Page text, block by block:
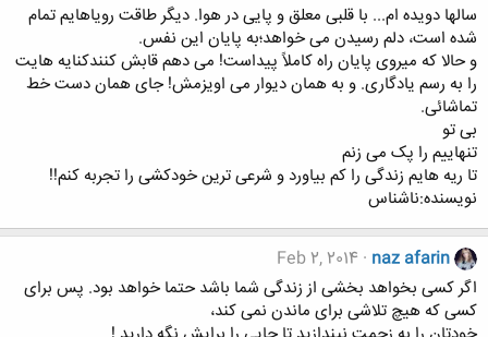
ﺳﺎﻟﻬﺎ ﺩﻭﯾﺪﻩ ﺍﻡ... ﺑﺎ ﻗﻠﺒﯽ ﻣﻌﻠﻖ ﻭ ﭘﺎﯾﯽ ﺩﺭ ﻫﻮﺍ. ﺩﯾﮕﺮ ﻃﺎﻗﺖ ﺭﻭﯾﺎﻫﺎﯾﻢ ﺗﻤﺎﻡ
ﺷﺪﻩ ﺍﺳﺖ، ﺩﻟﻢ ﺭﺳﯿﺪﻥ ﻣﯽ ﺧﻮﺍﻫﺪ؛به پایان این نفس.
و حالا که میروی پایان راه کاملاً پیداست! می دهم قابش کنندکنایه هایت
را به رسم یادگاری. و به همان دیوار می اویزمش! جای همان دست خط
تماشائی.
بی تو
تنهاییم را پک می زنم
تا ریه هایم زندگی را کم بیاورد و شرعی ترین خودکشی را تجربه کنم!!
نویسنده:ناشناس
naz afarin
Feb 2, 2014
اگر کسی بخواهد بخشی از زندگی شما باشد حتما خواهد بود. پس برای
کسی که هیچ تلاشی برای ماندن نمی کند،